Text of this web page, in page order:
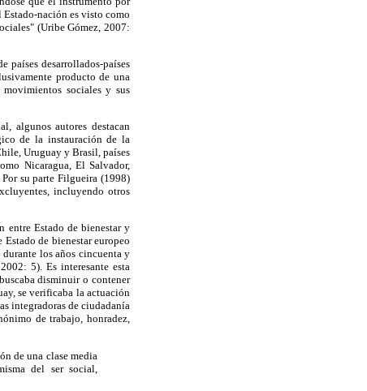
Estado-nación es visto como
(Uribe Gómez, 2007:
países desarrollados-países
producto de una
sociales y sus
algunos autores destacan
de la instauración de la
Uruguay y Brasil, países
Nicaragua, El Salvador,
su parte Filgueira (1998)
incluyendo otros
entre Estado de bienestar y
de bienestar europeo
los años cincuenta y
5). Es interesante esta
disminuir o contener
se verificaba la actuación
integradoras de ciudadanía
de trabajo, honradez,
de una clase media
del ser social,